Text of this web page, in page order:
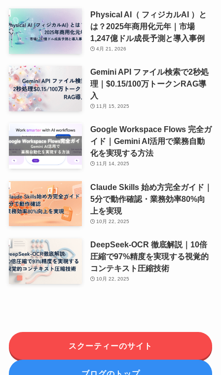
Physical AI（ フィジカルAI ）と
は？2025年商用化元年｜市場
1,247億ドル成長予測と導入事例
4月 21, 2026
Gemini API ファイル検索で2秒処
理｜$0.15/100万トークンRAG導
入
11月 15, 2025
Google Workspace Flows 完全ガ
イド｜Gemini AI活用で業務自動
化を実現する方法
11月 14, 2025
Claude Skills 始め方完全ガイド｜
5分で動作確認・業務効率80%向
上を実現
10月 22, 2025
DeepSeek-OCR 徹底解説｜10倍
圧縮で97%精度を実現する視覚的
コンテキスト圧縮技術
10月 22, 2025
スクーティーのサイト